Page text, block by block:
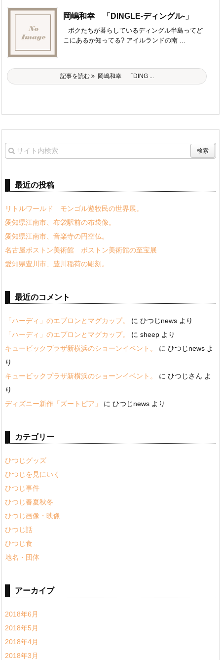
岡嶋和幸 「DINGLE-ディングル-」
ボクたちが暮らしているディングル半島ってど
こにあるか知ってる? アイルランドの南 ...
記事を読む 岡嶋和幸 「DING ...
最近の投稿
リトルワールド モンゴル遊牧民の世界展。
愛知県江南市、布袋駅前の布袋像。
愛知県江南市、音楽寺の円空仏。
名古屋ボストン美術館 ボストン美術館の至宝展
愛知県豊川市、豊川稲荷の彫刻。
最近のコメント
「ハーディ」のエプロンとマグカップ。 に ひつじnews より
「ハーディ」のエプロンとマグカップ。
に sheep より
キュービックプラザ新横浜のショーンイベント。
に ひつじnews よ
り
キュービックプラザ新横浜のショーンイベント。
に ひつじさん よ
り
ディズニー新作「ズートピア」
に ひつじnews より
カテゴリー
ひつじグッズ
ひつじを見にいく
ひつじ事件
ひつじ春夏秋冬
ひつじ画像・映像
ひつじ話
ひつじ食
地名・団体
アーカイブ
2018年6月
2018年5月
2018年4月
2018年3月